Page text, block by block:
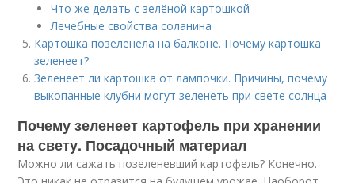
Что же делать с зелёной картошкой
Лечебные свойства соланина
Картошка позеленела на балконе. Почему картошка
зеленеет?
Зеленеет ли картошка от лампочки. Причины, почему
выкопанные клубни могут зеленеть при свете солнца
Почему зеленеет картофель при хранении
на свету. Посадочный материал
Можно ли сажать позеленевший картофель? Конечно.